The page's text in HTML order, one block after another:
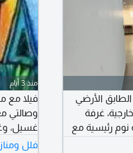
الأرضي
غرفة
نوم رئيسية مع
واحدة مع
منذ 3 أيام
فيلا مع
وصالتي
غسيل، وغرفة
فلل